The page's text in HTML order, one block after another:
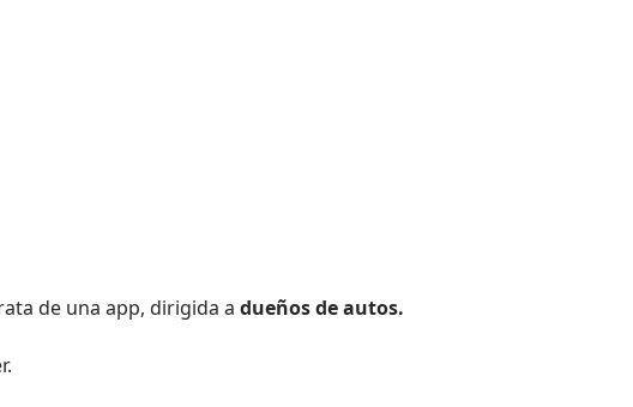
de una app, dirigida a dueños de autos.